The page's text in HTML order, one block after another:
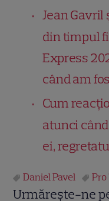
Jean
din timpul
Express
când am
Cum
atunci
ei,
Daniel Pavel Pro
Urmărește-ne